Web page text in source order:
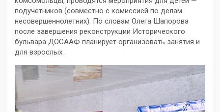
подучетников (совместно с комиссией по делам
несовершеннолетних). По словам Олега Шапорова
после завершения реконструкции Исторического
бульвара ДОСААФ планирует организовать занятия и
для взрослых.